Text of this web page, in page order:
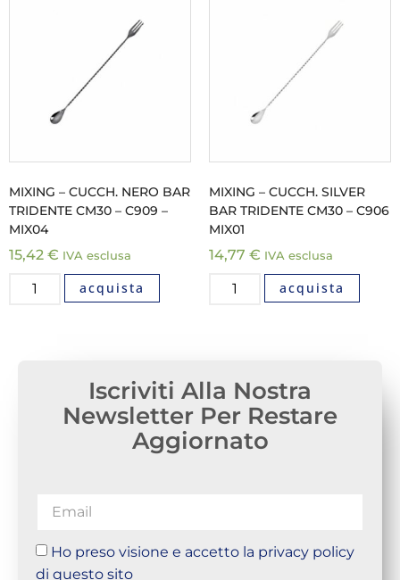
MIXING – CUCCH. NERO BAR
TRIDENTE CM30 – C909 –
MIX04
15,42 € IVA esclusa
acquista
MIXING – CUCCH. SILVER
BAR TRIDENTE CM30 – C906
MIX01
14,77 € IVA esclusa
acquista
Iscriviti Alla Nostra
Newsletter Per Restare
Aggiornato
Ho preso visione e accetto la privacy policy
di questo sito